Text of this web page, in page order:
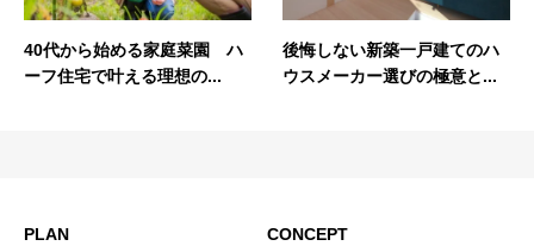
40代から始める家庭菜園 ハ
ーフ住宅で叶える理想の...
後悔しない新築一戸建てのハ
ウスメーカー選びの極意と...
PLAN CONCEPT